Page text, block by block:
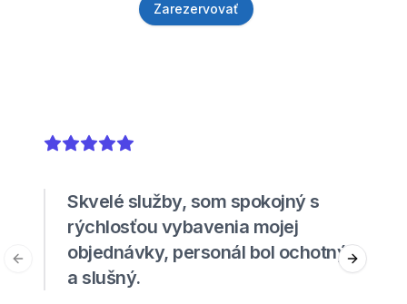
Zarezervovať
5out of 5 stars
Skvelé služby, som spokojný s
rýchlosťou vybavenia mojej
objednávky, personál bol ochotný
a slušný.
Previous slide Next